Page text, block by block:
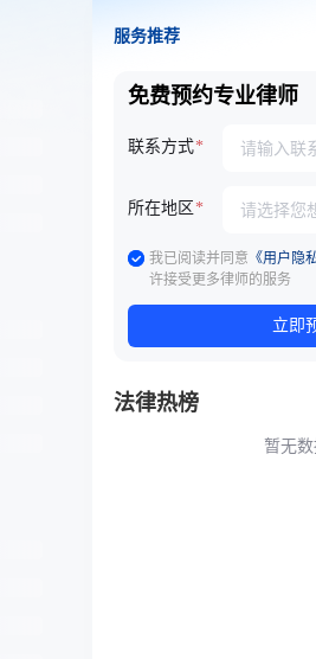
服务推荐
免费预约专业律师
联系方式
所在地区
我已阅读并同意 《用户隐
许接受更多律师的服务
立即
法律热榜
暂无